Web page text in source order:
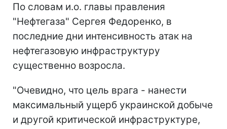
По словам и.о. главы правления
"Нефтегаза" Сергея Федоренко, в
последние дни интенсивность атак на
нефтегазовую инфраструктуру
существенно возросла.
"Очевидно, что цель врага - нанести
максимальный ущерб украинской добыче
и другой критической инфраструктуре,